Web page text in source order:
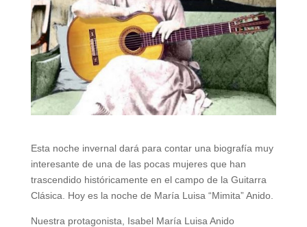
Esta noche invernal dará para contar una biografía muy
interesante de una de las pocas mujeres que han
trascendido históricamente en el campo de la Guitarra
Clásica. Hoy es la noche de María Luisa “Mimita” Anido.
Nuestra protagonista, Isabel María Luisa Anido